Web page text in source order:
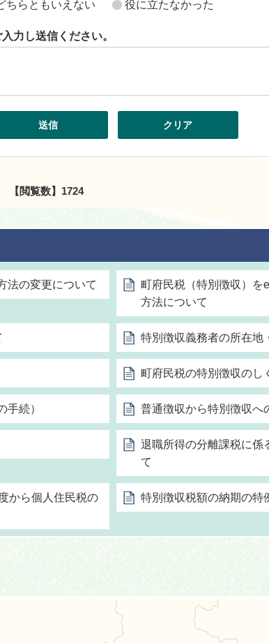
ちらともいえない 役に立たなかった
力し送信ください。
【閲覧数】 1724
法の変更について
町府民税（特別徴収）を
方法について
特別徴収義務者の所在地
町府民税の特別徴収のし
手続） 普通徴収から特別徴収へ
退職所得の分離課税に係
て
から個人住民税の
特別徴収税額の納期の特